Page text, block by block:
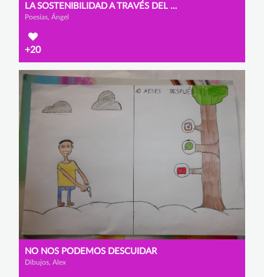
LA SOSTENIBILIDAD A TRAVÉS DEL MUNDO DIGITAL
Poesías, Ángel
+20
NO NOS PODEMOS DESCUIDAR
Dibujos, Alex